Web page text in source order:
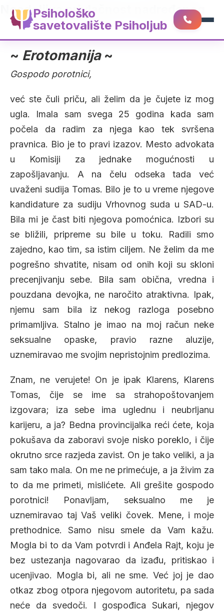
Psihološko
savetovalište Psiholjub
Neodoljiva privlačnost nadređenog
~ Erotomanija~
Gospodo porotnici,
već ste čuli priču, ali želim da je čujete iz mog
ugla. Imala sam svega 25 godina kada sam
počela da radim za njega kao tek svršena
pravnica. Bio je to pravi izazov. Mesto advokata
u Komisiji za jednake mogućnosti u
zapošljavanju. A na čelu odseka tada već
uvaženi sudija Tomas. Bilo je to u vreme njegove
kandidature za sudiju Vrhovnog suda u SAD-u.
Bila mi je čast biti njegova pomoćnica. Izbori su
se bližili, pripreme su bile u toku. Radili smo
zajedno, kao tim, sa istim ciljem. Ne želim da me
pogrešno shvatite, nisam od onih koji su skloni
precenjivanju sebe. Bila sam obična, vredna i
pouzdana devojka, ne naročito atraktivna. Ipak,
njemu sam bila iz nekog razloga posebno
primamljiva. Stalno je imao na moj račun neke
seksualne opaske, pravio razne aluzije,
uznemiravao me svojim nepristojnim predlozima.
Znam, ne verujete! On je ipak Klarens, Klarens
Tomas, čije se ime sa strahopoštovanjem
izgovara; iza sebe ima uglednu i neubrljanu
karijeru, a ja? Bedna provincijalka reći ćete, koja
pokušava da zaboravi svoje nisko poreklo, i čije
okrutno srce razjeda zavist. On je tako veliki, a ja
sam tako mala. On me ne primećuje, a ja živim za
to da me primeti, mislićete. Ali grešite gospodo
porotnici! Ponavljam, seksualno me je
uznemiravao taj Vaš veliki čovek. Mene, i moje
prethodnice. Samo nisu smele da Vam kažu.
Mogla bi to da Vam potvrdi i Anđela Rajt, koju je
bez ustezanja nagovarao da izađu, pritiskao i
ucenjivao. Mogla bi, ali ne sme. Već joj je dao
otkaz zbog otpora njegovom autoritetu, pa sada
neće da svedoči. I gospođica Sukari, njegov